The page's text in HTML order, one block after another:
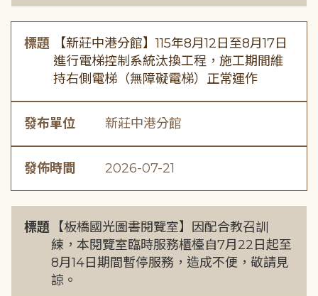
標題
【新莊中港分館】115年8月12日至8月17日
進行電梯控制系統汰換工程，施工期間維
持右側電梯（無障礙電梯）正常運作
發布單位 新莊中港分館
發佈時間 2026-07-21
標題
【板橋國光圖書閱覽室】因配合教召訓
練，本閱覽室臨時服務櫃檯自7月22日起至
8月14日期間暫停服務，造成不便，敬請見
諒。